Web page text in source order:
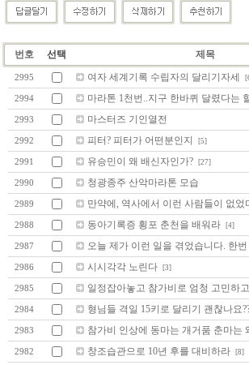
번호 선택 제목
2995 여자 세계기록 수립자의 달리기자세
2994 마라톤 1천번..지구 한바퀴 달렸다는
2993 마스터즈 기인열전
2992 피터? 피터가 어떤분인지 [5]
2991 유승민이 왜 배신자인가? [27]
2990 청광종주 산악마라톤 모습
2989 만약에, 역사에서 이런 사람들이 없었
2988 동아기록증 횡포 춘천을 배워라 [4]
2987 오늘 제가 이런 일을 겪었습니다. 한번
2986 시시각각 노린다 [3]
2985 일정잡아놓고 참가비로 엄청 고민하
2984 형님들 격일 15키로 달리기 괜찮나요
2983 참가비 인상에 동마는 개거품 춘마는
2982 창조습관으로 10년 후를 대비하라 [8]